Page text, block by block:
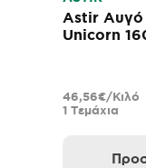
Astir Αυγό
Unicorn
1 Τεμάχια
46,56€/Κιλό